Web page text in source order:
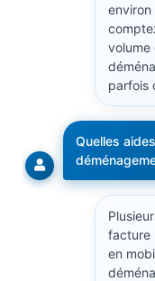
environ
volume
parfois
Quelles
facture
en